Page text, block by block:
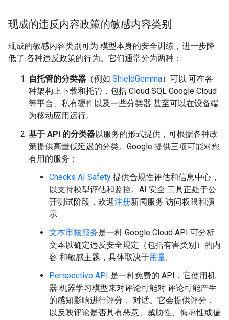
现成的违反内容政策的敏感内容类别
现成的敏感内容类别可为 模型本身的安全训练，进一步降
低了 各种违反政策的行为。它们通常分为两种：
自托管的分类器 （例如 ShieldGemma）可以 可在各
种架构上下载和托管，包括 Cloud SQL Google Cloud
等平台、私有硬件以及一些分类器 甚至可以在设备端
为移动应用运行。
基于 API 的分类器以服务的形式提供，可根据各种政
策提供高量低延迟的分类。Google 提供三项可能对您
有用的服务：
Checks AI Safety 提供合规性评估和信息中心，
以支持模型评估和监控。AI 安全 工具正处于公
开测试阶段，欢迎注册新闻服务 访问权限和演
示
文本审核服务是一种 Google Cloud API 可分析
文本以确定违反安全规定（包括有害类别）的内
容 和敏感主题，具体取决于用量。
Perspective API 是一种免费的 API，它使用机
器 机器学习模型来对评论可能对 评论可能产生
的感知影响进行评分， 对话。它会提供评分，
以反映评论是否具有恶意、威胁性、侮辱性或偏